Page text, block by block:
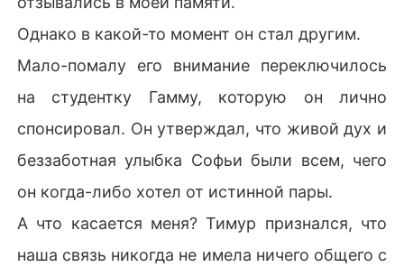
Однако в какой-то момент он стал другим.
Мало-помалу его внимание переключилось
на студентку Гамму, которую он лично
спонсировал. Он утверждал, что живой дух и
беззаботная улыбка Софьи были всем, чего
он когда-либо хотел от истинной пары.
А что касается меня? Тимур признался, что
наша связь никогда не имела ничего общего с